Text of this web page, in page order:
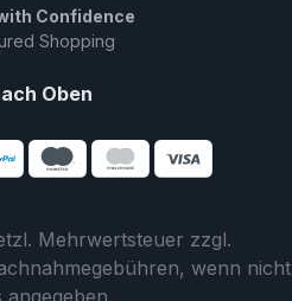
Confidence
Shopping
Oben
Mehrwertsteuer zzgl.
wenn nicht